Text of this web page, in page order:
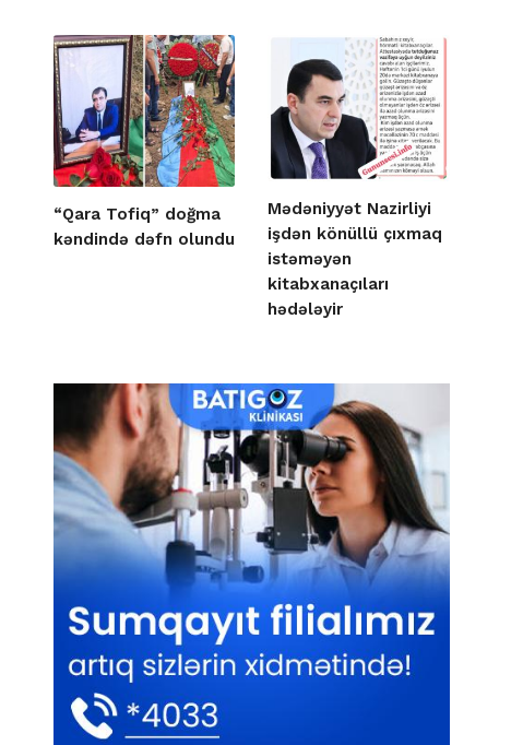
“Qara Tofiq” doğma
kəndində dəfn olundu
Mədəniyyət Nazirliyi
işdən könüllü çıxmaq
istəməyən
kitabxanaçıları
hədələyir